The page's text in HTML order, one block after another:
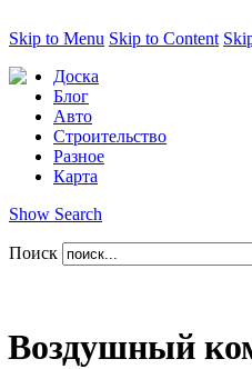
Skip to Menu Skip to Content
Доска
Блог
Авто
Строительство
Разное
Карта
Show Search
Поиск
Воздушный